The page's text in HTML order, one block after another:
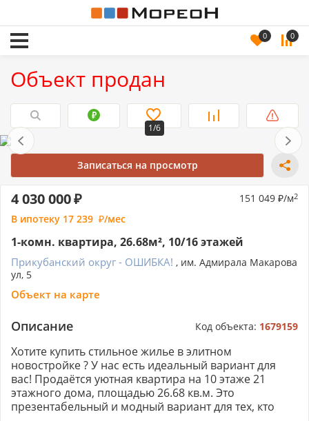
0 0
Объект продан
1/6
Записаться на просмотр
1-комн. квартира, 26.68м², 10/16 этажей
Прикубанский округ - ОШИБКА! , им. Адмирала Макарова
ул, 5
Объект на карте
4 030 000 151 049 /м2
В ипотеку 17 239 /мес
Описание Код объекта: 1679159
Хотите купить стильное жилье в элитном
новостройке ? У нас есть идеальный вариант для
вас! Продаётся уютная квартира на 10 этаже 21
этажного дома, площадью 26.68 кв.м. Это
презентабельный и модный вариант для тех, кто